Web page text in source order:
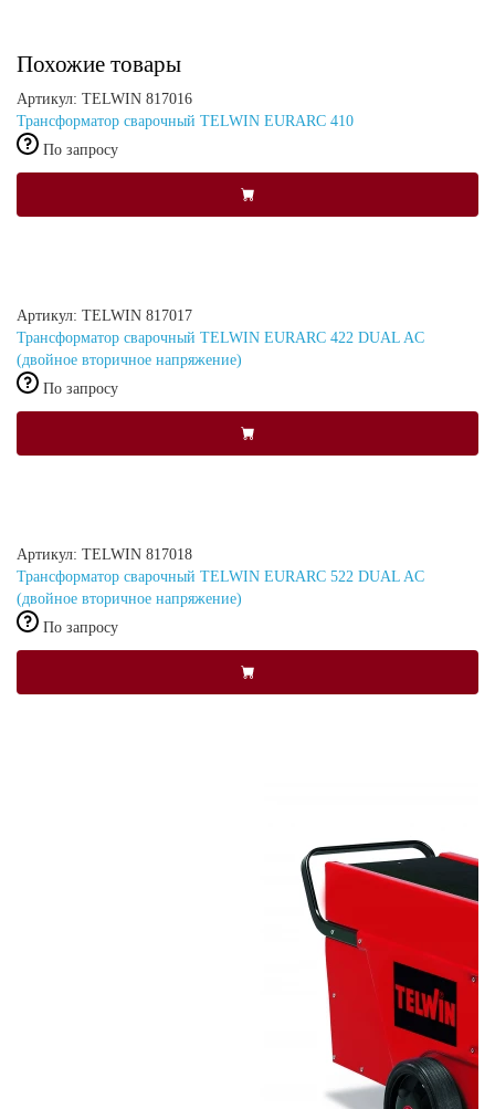
Похожие товары
Артикул: TELWIN 817016
Трансформатор сварочный TELWIN EURARC 410
По запросу
Артикул: TELWIN 817017
Трансформатор сварочный TELWIN EURARC 422 DUAL AC
(двойное вторичное напряжение)
По запросу
Артикул: TELWIN 817018
Трансформатор сварочный TELWIN EURARC 522 DUAL AC
(двойное вторичное напряжение)
По запросу